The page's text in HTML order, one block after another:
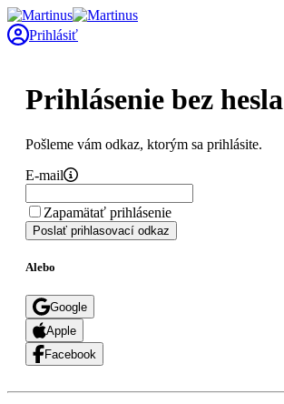
Prihlásiť
Prihlásenie bez hesla
Pošleme vám odkaz, ktorým sa prihlásite.
E-mail
Zapamätať prihlásenie
Poslať prihlasovací odkaz
Alebo
Google
Apple
Facebook